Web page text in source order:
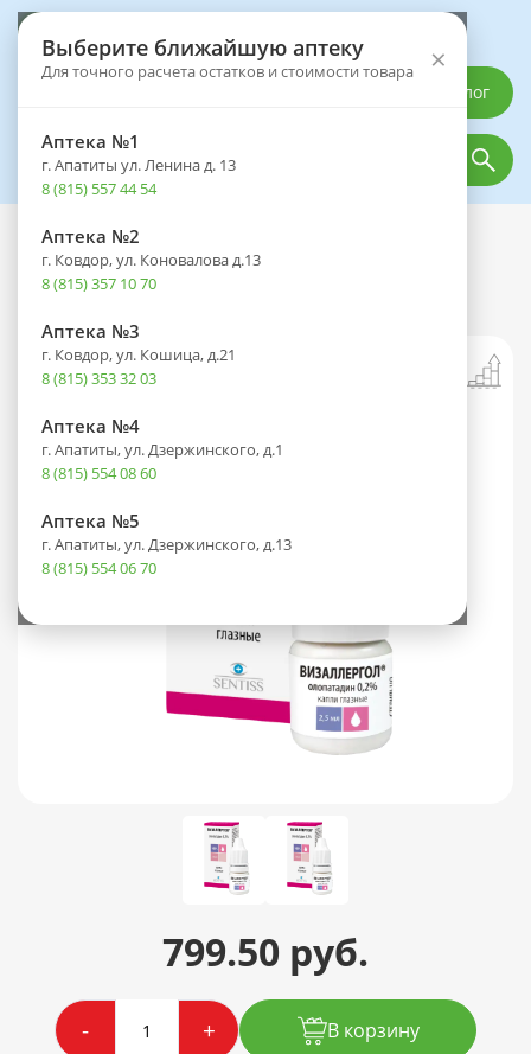
Выберите ближайшую аптеку
Для точного расчета остатков и стоимости товара ×
Аптека №1
г. Апатиты ул. Ленина д. 13
8 (815) 557 44 54
Аптека №2
г. Ковдор, ул. Коновалова д.13
8 (815) 357 10 70
Аптека №3
г. Ковдор, ул. Кошица, д.21
8 (815) 353 32 03
Аптека №4
г. Апатиты, ул. Дзержинского, д.1
8 (815) 554 08 60
Аптека №5
г. Апатиты, ул. Дзержинского, д.13
8 (815) 554 06 70
Каталог
Каталог Оптика
Визаллергол фл.(капли глазн.) 0,2%
2,5мл
799.50 руб.
- +
В корзину